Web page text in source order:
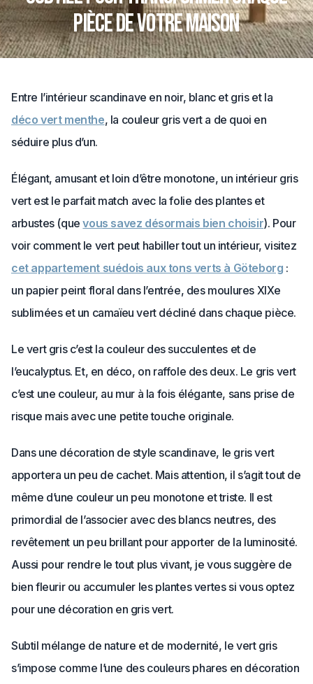
pièce de votre maison
Entre l’intérieur scandinave en noir, blanc et gris et la
déco vert menthe, la couleur gris vert a de quoi en
séduire plus d’un.
Élégant, amusant et loin d’être monotone, un intérieur gris
vert est le parfait match avec la folie des plantes et
arbustes (quevous savez désormais bien choisir). Pour
voir comment le vert peut habiller tout un intérieur, visitez
cet appartement suédois aux tons verts à Göteborg :
un papier peint floral dans l’entrée, des moulures XIXe
sublimées et un camaïeu vert décliné dans chaque pièce.
Le vert gris c’est la couleur des succulentes et de
l’eucalyptus. Et, en déco, on raffole des deux. Le gris vert
c’est une couleur, au mur à la fois élégante, sans prise de
risque mais avec une petite touche originale.
Dans une décoration de style scandinave, le gris vert
apportera un peu de cachet. Mais attention, il s’agit tout de
même d’une couleur un peu monotone et triste. Il est
primordial de l’associer avec des blancs neutres, des
revêtement un peu brillant pour apporter de la luminosité.
Aussi pour rendre le tout plus vivant, je vous suggère de
bien fleurir ou accumuler les plantes vertes si vous optez
pour une décoration en gris vert.
Subtil mélange de nature et de modernité, le vert gris
s’impose comme l’une des couleurs phares en décoration